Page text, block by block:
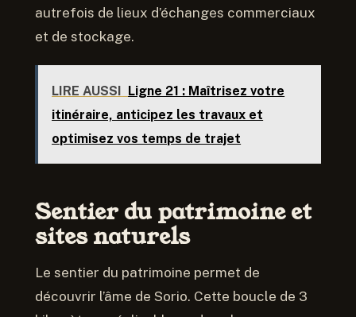
autrefois de lieux d’échanges commerciaux
et de stockage.
LIRE AUSSI Ligne 21 : Maîtrisez votre
itinéraire, anticipez les travaux et
optimisez vos temps de trajet
Sentier du patrimoine et
sites naturels
Le sentier du patrimoine permet de
découvrir l’âme de Sorio. Cette boucle de 3